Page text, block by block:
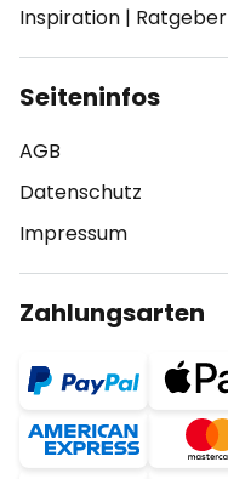
Inspiration | Ratgeber
Seiteninfos
AGB
Datenschutz
Impressum
Zahlungsarten